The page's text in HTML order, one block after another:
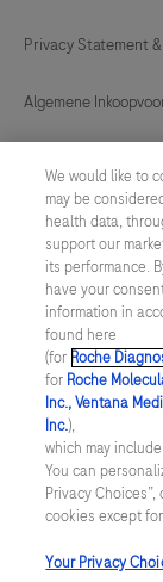
Privacy Statement
Algemene
General Purchase
NETHERLANDS /
© 2026 Roche
Last updated:
Deze website
voor een breed
informatie
land. Wij wijzen u
nemen voor het
in
wet- en
We would like to
may be
health data,
support our
its performance.
have your
information in
found here
(for Roche
for Roche
Inc., Ventana
Inc.),
which may
You can
Privacy
cookies except
Your Privacy